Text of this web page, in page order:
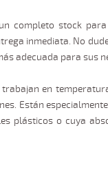
completo stock
inmediata. No
adecuada para sus
en
Están
plásticos o cuya